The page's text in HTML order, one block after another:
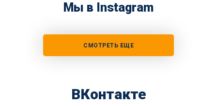
Мы в Instagram
СМОТРЕТЬ ЕЩЕ
ВКонтакте